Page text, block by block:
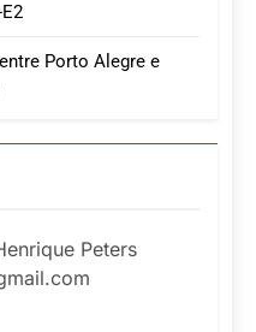
Porto Alegre e
Peters